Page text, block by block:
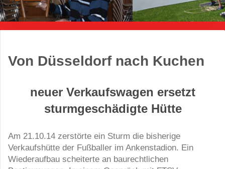
Herzlich willkommen beim FTSV Kuchen e.V.
Von Düsseldorf nach Kuchen
neuer Verkaufswagen ersetzt
sturmgeschädigte Hütte
Am 21.10.14 zerstörte ein Sturm die bisherige
Verkaufshütte der Fußballer im Ankenstadion. Ein
Wiederaufbau scheiterte an baurechtlichen